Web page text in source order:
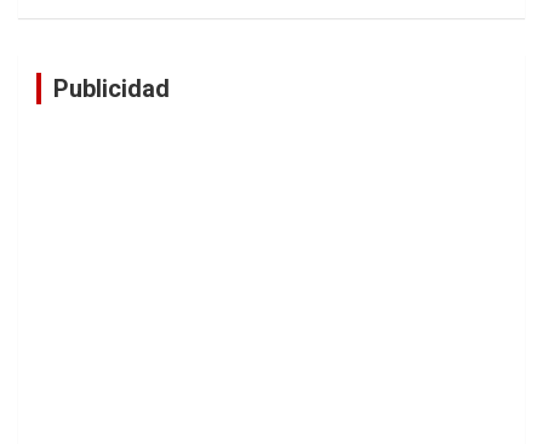
Publicidad